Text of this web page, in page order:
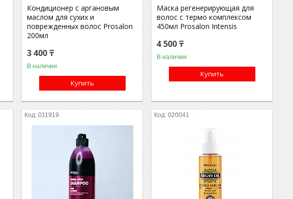
Кондиционер с аргановым
маслом для сухих и
поврежденных волос Prosalon
200мл
3 400 ₸
В наличии
Купить
Маска регенерирующая для
волос с термо комплексом
450мл Prosalon Intensis
4 500 ₸
В наличии
Купить
011919 020041